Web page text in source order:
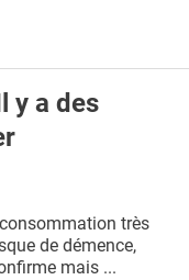
y a des
très
de démence,
mais ...